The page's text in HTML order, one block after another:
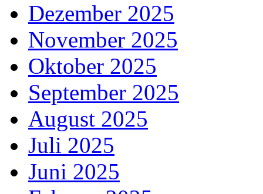
Dezember 2025
November 2025
Oktober 2025
September 2025
August 2025
Juli 2025
Juni 2025